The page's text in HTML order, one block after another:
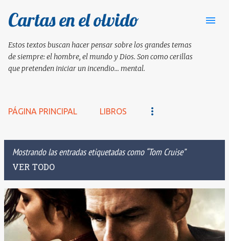
Ir al contenido principal
Cartas en el olvido
Estos textos buscan hacer pensar sobre los grandes temas
de siempre: el hombre, el mundo y Dios. Son como cerillas
que pretenden iniciar un incendio... mental.
PÁGINA PRINCIPAL LIBROS
Mostrando las entradas etiquetadas como Tom Cruise
VER TODO
E
n